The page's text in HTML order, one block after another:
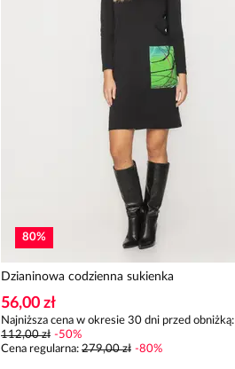
80%
Dzianinowa codzienna sukienka
56,00 zł
Najniższa cena w okresie 30 dni przed obniżką:
112,00 zł -50%
Cena regularna: 279,00 zł -80%